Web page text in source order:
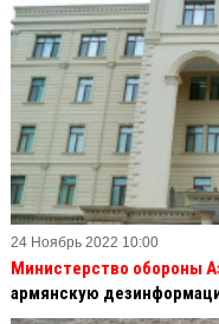
24 Ноябрь 2022 10:00
Министерство обороны
армянскую